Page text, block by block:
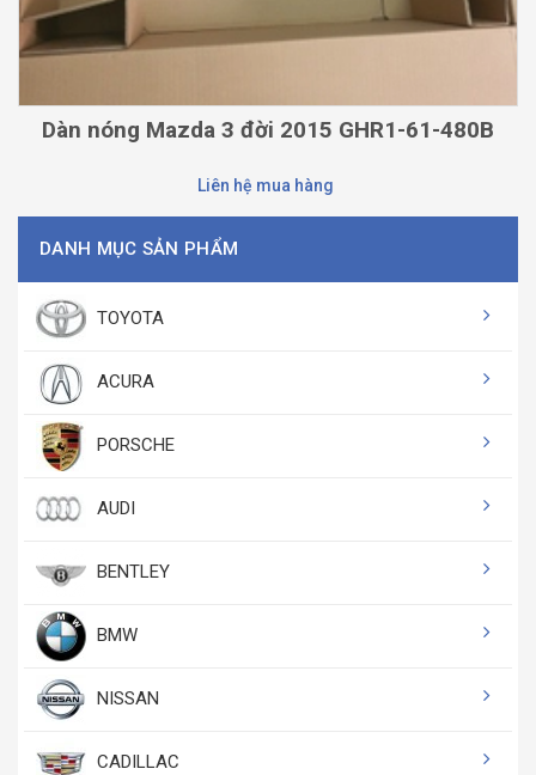
Dàn nóng Mazda 3 đời 2015 GHR1-61-480B
Liên hệ mua hàng
DANH MỤC SẢN PHẨM
TOYOTA
ACURA
PORSCHE
AUDI
BENTLEY
BMW
NISSAN
CADILLAC